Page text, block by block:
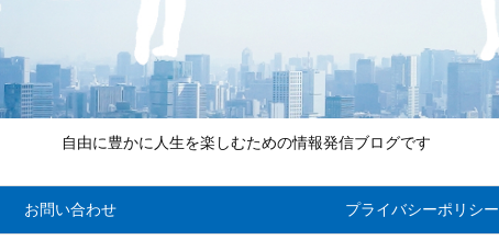
自由に豊かに人生を楽しむための情報発信ブログです
お問い合わせ プライバシーポリシー